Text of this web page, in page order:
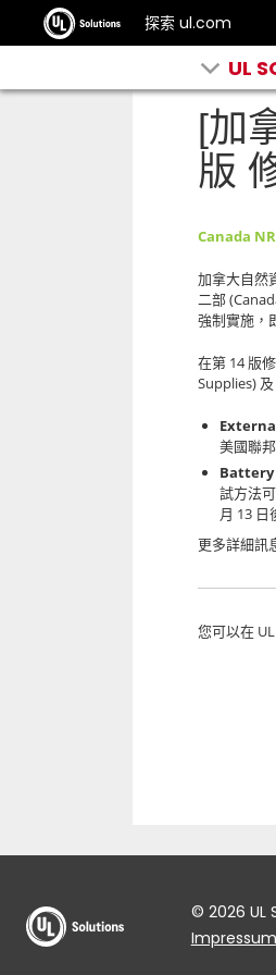
探索 ul.com
UL
[加
版
Canada
加拿大自然
二部
強制實施，
在第 14版修
Supplies) 及
美國聯
Battery
試方法
月 13 日
更多詳細訊
您可以在 UL
© 2026 UL
Impressum